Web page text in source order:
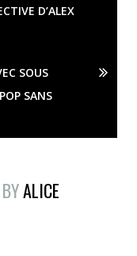
D’ALEX
SOUS
SANS
ALICE